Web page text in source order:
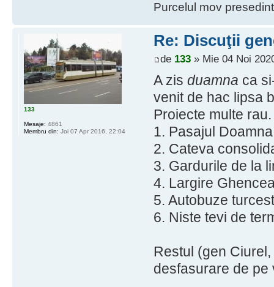
Purcelul mov
Re: Discuţii
de 133» Mie 04 Noi
A zis duamna ca
venit de hac lipsa
Proiecte multe
1. Pasajul
2. Cateva
3. Gardurile de la
4. Largire
5. Autobuze
6. Niste tevi de
Restul (gen
desfasurare de pe
133
Mesaje: 4861
Membru din: Joi 07 Apr 2016, 22:04